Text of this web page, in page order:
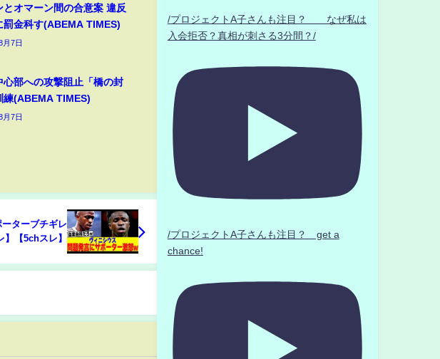
とオマーン間の合意案 違反
罰金科す(ABEMA TIMES)
月7日
心部への攻撃阻止「橋の封
練(ABEMA TIMES)
月7日
ターブチギレ
【5chスレ】
/プロジェクトA子さんも注目？ なぜ私は
入会拒否？真相が刺さる3分間？/
/プロジェクトA子さんも注目？ get a
chance!